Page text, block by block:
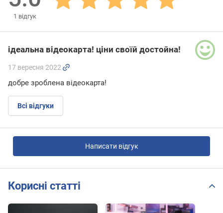
1 відгук
ідеальна відеокарта! ціни своїй достойна!
17 вересня 2022
добре зроблена відеокарта!
Всі відгуки
Написати відгук
Корисні статті